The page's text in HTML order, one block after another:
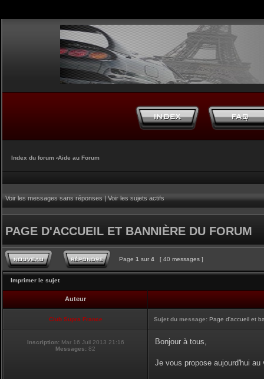
Index du forum ‹Aide au Forum
Voir les messages sans réponses|Voir les sujets actifs
PAGE D'ACCUEIL ET BANNIÈRE DU FORUM
Page 1 sur 4 [ 40 messages ]
Imprimer le sujet
Auteur
Club Supra France Sujet du message: Page d'accueil et
Inscription: Mar 16 Juil 2013 21:16
Messages: 82
Bonjour à tous,
Je vous propose aujourd'hui